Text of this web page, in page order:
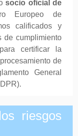
socio oficial de
Europeo de
calificados y
de cumplimiento
certificar la
de
General
riesgos